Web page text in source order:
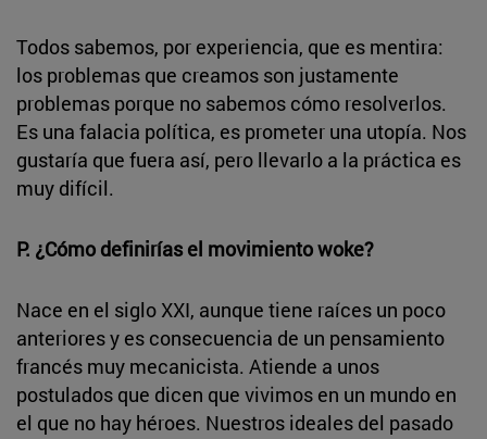
Todos sabemos, por experiencia, que es mentira:
los problemas que creamos son justamente
problemas porque no sabemos cómo resolverlos.
Es una falacia política, es prometer una utopía. Nos
gustaría que fuera así, pero llevarlo a la práctica es
muy difícil.
P. ¿Cómo definirías el movimiento woke?
Nace en el siglo XXI, aunque tiene raíces un poco
anteriores y es consecuencia de un pensamiento
francés muy mecanicista. Atiende a unos
postulados que dicen que vivimos en un mundo en
el que no hay héroes. Nuestros ideales del pasado